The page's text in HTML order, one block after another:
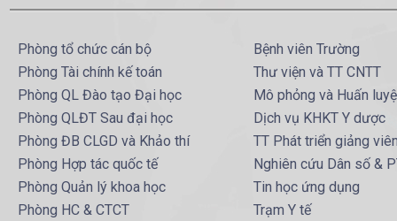
Phòng tổ chức cán bộ
Phòng Tài chính kế toán
Phòng QL Đào tạo Đại học
Phòng QLĐT Sau đại học
Phòng ĐB CLGD và Khảo thí
Phòng Hợp tác quốc tế
Phòng Quản lý khoa học
Phòng HC & CTCT
Bệnh viên Trường
Thư viện và TT CNTT
Mô phỏng và Huấn
Dịch vụ KHKT Y dược
TT Phát triển giảng
Nghiên cứu Dân số &
Tin học ứng dụng
Trạm Y tế